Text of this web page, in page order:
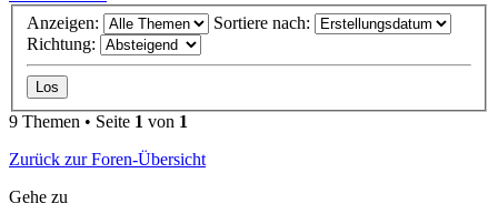
Anzeigen:
Sortiere nach:
Richtung:
9 Themen • Seite 1 von 1
Zurück zur Foren-Übersicht
Gehe zu